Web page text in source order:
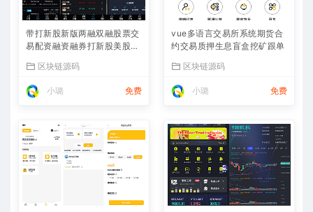
带打新股新版两融双融股票交
易配资融资融券打新股美股港
区块链源码
小璐 免费
vue多语言交易所系统期货合
约交易质押生息盲盒挖矿跟单
区块链源码
小璐 免费